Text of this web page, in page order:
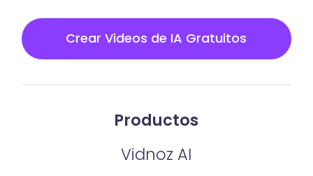
Crear Videos de IA Gratuitos
Productos
Vidnoz AI